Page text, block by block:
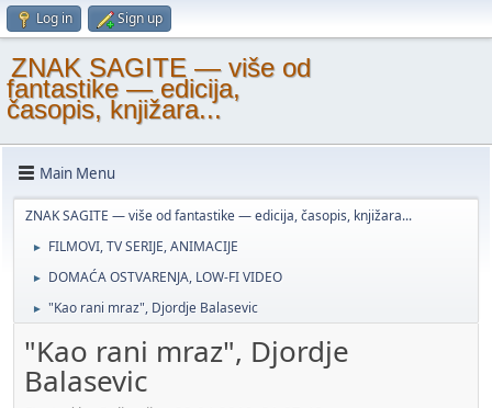
Log in Sign up
ZNAK SAGITE — više od
fantastike — edicija,
časopis, knjižara...
Main Menu
ZNAK SAGITE — više od fantastike — edicija, časopis, knjižara...
► FILMOVI, TV SERIJE, ANIMACIJE
► DOMAĆA OSTVARENJA, LOW-FI VIDEO
► "Kao rani mraz", Djordje Balasevic
"Kao rani mraz", Djordje
Balasevic